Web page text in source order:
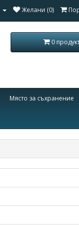
Желани (0)
0
Място за съхранение